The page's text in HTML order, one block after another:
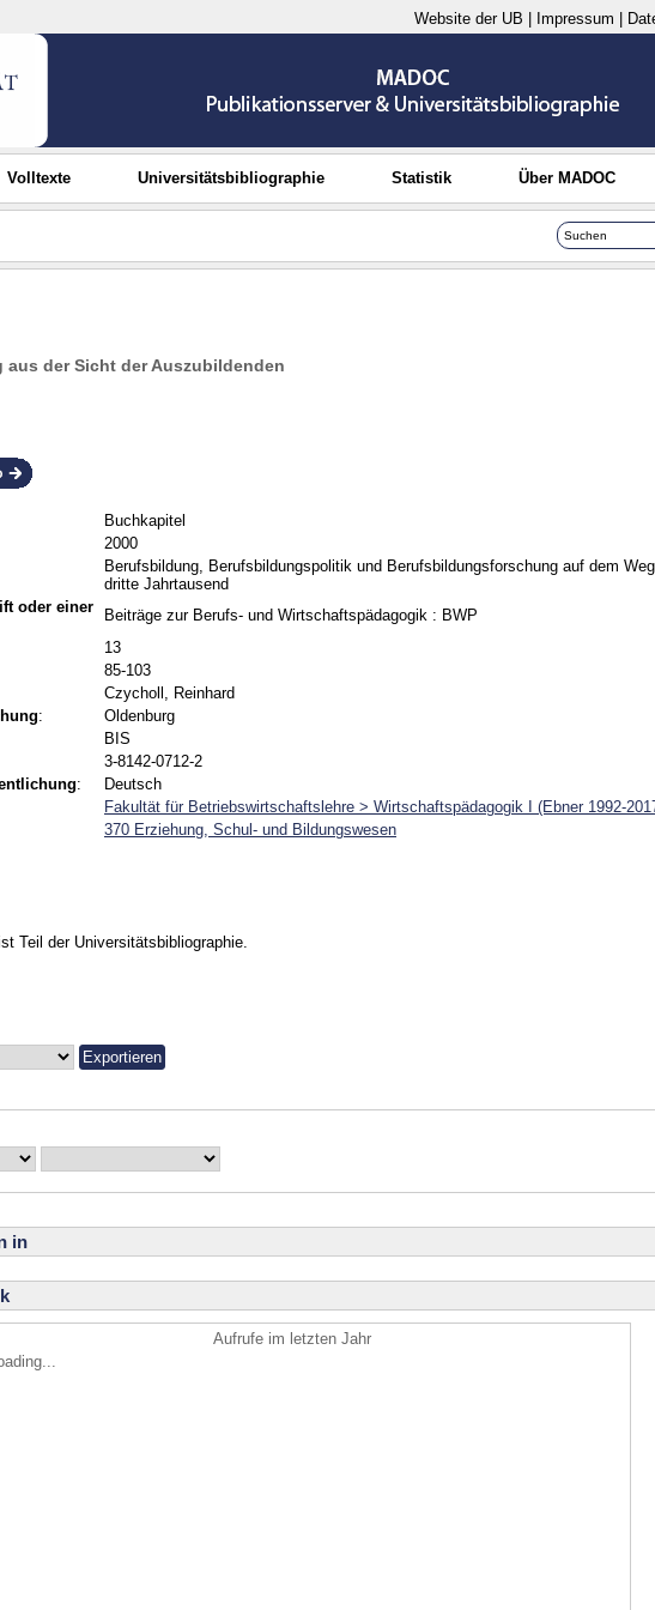
Website der UB Impressum
Volltexte Universitätsbibliographie Statistik Über MADOC
der Sicht der Auszubildenden
Buchkapitel
2000
Berufsbildung, Berufsbildungspolitik und Berufsbildungsforschung auf dem
dritte Jahrtausend
oder einer
Beiträge zur Berufs- und Wirtschaftspädagogik : BWP
13
85-103
Czycholl, Reinhard
:
Oldenburg
BIS
3-8142-0712-2
:
Deutsch
Fakultät für Betriebswirtschaftslehre > Wirtschaftspädagogik I (Ebner 1992-
370 Erziehung, Schul- und Bildungswesen
Teil der Universitätsbibliographie.
in
Aufrufe im letzten Jahr